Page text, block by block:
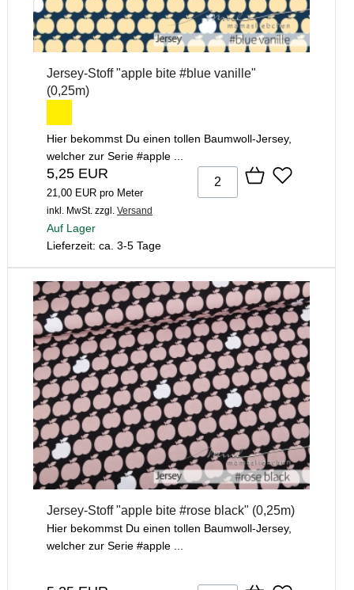
Jersey-Stoff "apple bite #blue vanille"
(0,25m)
Hier bekommst Du einen tollen Baumwoll-Jersey,
welcher zur Serie #apple ...
5,25 EUR
21,00 EUR pro Meter
inkl. MwSt. zzgl. Versand
Auf Lager
Lieferzeit: ca. 3-5 Tage
Jersey-Stoff "apple bite #rose black" (0,25m)
Hier bekommst Du einen tollen Baumwoll-Jersey,
welcher zur Serie #apple ...